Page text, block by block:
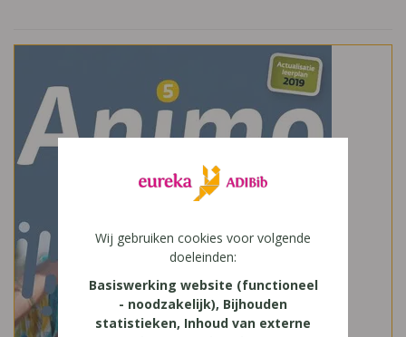
Wij gebruiken cookies voor volgende
doeleinden:
Basiswerking website (functioneel
- noodzakelijk), Bijhouden
statistieken, Inhoud van externe